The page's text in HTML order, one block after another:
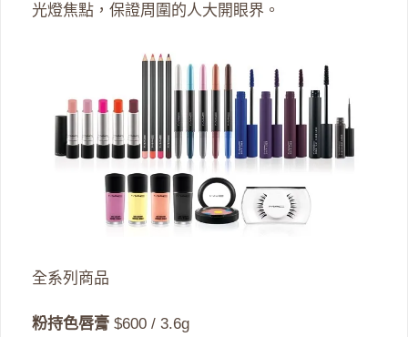
光燈焦點，保證周圍的人大開眼界。
全系列商品
粉持色唇膏 $600 / 3.6g